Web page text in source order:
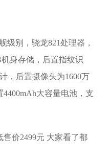
级别，骁龙821处理器，
身存储，后置指纹识
，后置摄像头为1600万
大容量电池，支